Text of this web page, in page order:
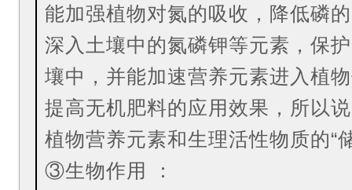
能加强植物对氮的吸收，降低磷
深入土壤中的氮磷钾等元素，保
壤中，并能加速营养元素进入植
提高无机肥料的应用效果，所以
植物营养元素和生理活性物质的“
③生物作用 ：